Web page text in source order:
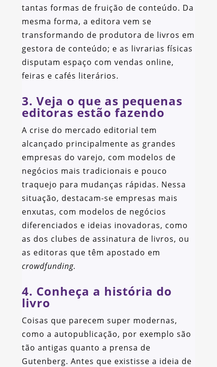
tantas formas de fruição de conteúdo. Da
mesma forma, a editora vem se
transformando de produtora de livros em
gestora de conteúdo; e as livrarias físicas
disputam espaço com vendas online,
feiras e cafés literários.
3. Veja o que as pequenas
editoras estão fazendo
A crise do mercado editorial tem
alcançado principalmente as grandes
empresas do varejo, com modelos de
negócios mais tradicionais e pouco
traquejo para mudanças rápidas. Nessa
situação, destacam-se empresas mais
enxutas, com modelos de negócios
diferenciados e ideias inovadoras, como
as dos clubes de assinatura de livros, ou
as editoras que têm apostado em
crowdfunding.
4. Conheça a história do
livro
Coisas que parecem super modernas,
como a autopublicação, por exemplo são
tão antigas quanto a prensa de
Gutenberg. Antes que existisse a ideia de